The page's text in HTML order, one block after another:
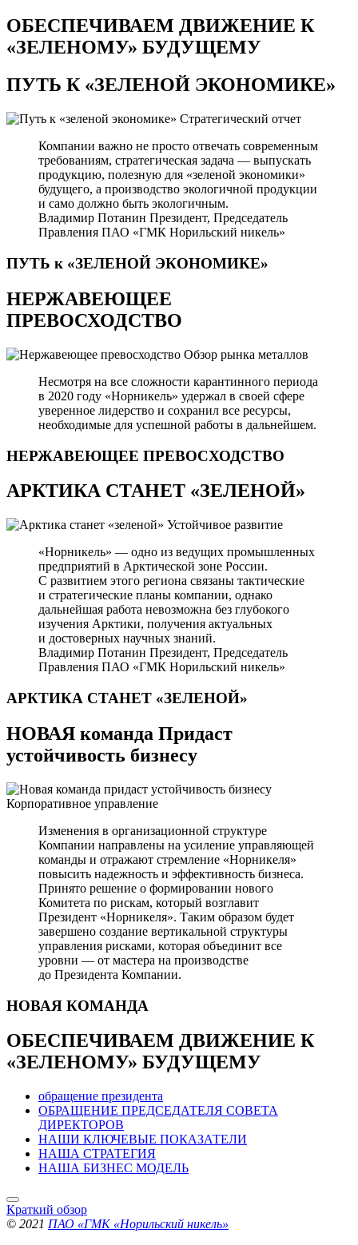
ОБЕСПЕЧИВАЕМ ДВИЖЕНИЕ К
«ЗЕЛЕНОМУ» БУДУЩЕМУ
ПУТЬ К«ЗЕЛЕНОЙ ЭКОНОМИКЕ»
Стратегический отчет
Компании важно не просто отвечать современным
требованиям, стратегическая задача — выпускать
продукцию, полезную для «зеленой экономики»
будущего, а производство экологичной продукции
и само должно быть экологичным.
Владимир Потанин Президент, Председатель
Правления ПАО «ГМК Норильский никель»
ПУТЬ к «ЗЕЛЕНОЙ ЭКОНОМИКЕ»
НЕРЖАВЕЮЩЕЕ
ПРЕВОСХОДСТВО
Обзор рынка металлов
Несмотря на все сложности карантинного периода
в 2020 году «Норникель» удержал в своей сфере
уверенное лидерство и сохранил все ресурсы,
необходимые для успешной работы в дальнейшем.
НЕРЖАВЕЮЩЕЕ ПРЕВОСХОДСТВО
АРКТИКА СТАНЕТ «ЗЕЛЕНОЙ»
Устойчивое развитие
«Норникель» — одно из ведущих промышленных
предприятий в Арктической зоне России.
С развитием этого региона связаны тактические
и стратегические планы компании, однако
дальнейшая работа невозможна без глубокого
изучения Арктики, получения актуальных
и достоверных научных знаний.
Владимир Потанин Президент, Председатель
Правления ПАО «ГМК Норильский никель»
АРКТИКА СТАНЕТ «ЗЕЛЕНОЙ»
НОВАЯ команда Придаст
устойчивость бизнесу
Корпоративное управление
Изменения в организационной структуре
Компании направлены на усиление управляющей
команды и отражают стремление «Норникеля»
повысить надежность и эффективность бизнеса.
Принято решение о формировании нового
Комитета по рискам, который возглавит
Президент «Норникеля». Таким образом будет
завершено создание вертикальной структуры
управления рисками, которая объединит все
уровни — от мастера на производстве
до Президента Компании.
НОВАЯ КОМАНДА
ОБЕСПЕЧИВАЕМ ДВИЖЕНИЕ К
«ЗЕЛЕНОМУ» БУДУЩЕМУ
обращение президента
ОБРАЩЕНИЕ ПРЕДСЕДАТЕЛЯ СОВЕТА
ДИРЕКТОРОВ
НАШИ КЛЮЧЕВЫЕ ПОКАЗАТЕЛИ
НАША СТРАТЕГИЯ
НАША БИЗНЕС МОДЕЛЬ
Краткий обзор
© 2021 ПАО «ГМК «Норильский никель»